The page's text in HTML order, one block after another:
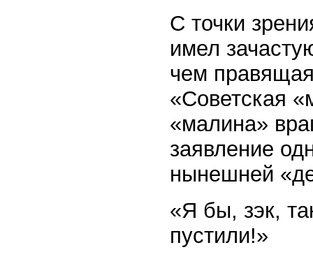
С точки
имел
чем
«Советская
«малина»
заявление
нынешней
«Я бы, зэк,
пустили!»